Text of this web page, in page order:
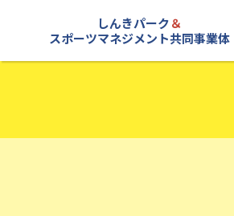
しんきパーク＆
スポーツマネジメント共同事業体